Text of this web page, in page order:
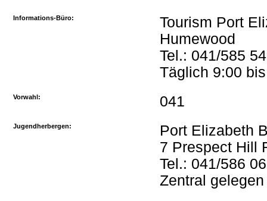
Informations-Büro:
Tourism Port
Humewood
Tel.: 041/585
Täglich 9:00
Vorwahl: 041
Jugendherbergen:
Port Elizabeth
7 Prespect Hill
Tel.: 041/586
Zentral